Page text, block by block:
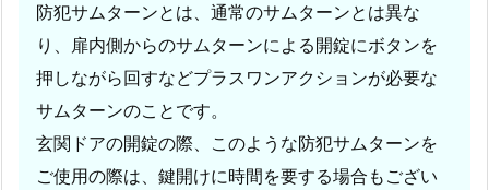
ン
ロ
ッ
ク
解
錠
防犯サムターンとは、通常のサムターンとは異な
り、扉内側からのサムターンによる開錠にボタンを
押しながら回すなどプラスワンアクションが必要な
サムターンのことです。
玄関ドアの開錠の際、このような防犯サムターンを
ご使用の際は、鍵開けに時間を要する場合もござい